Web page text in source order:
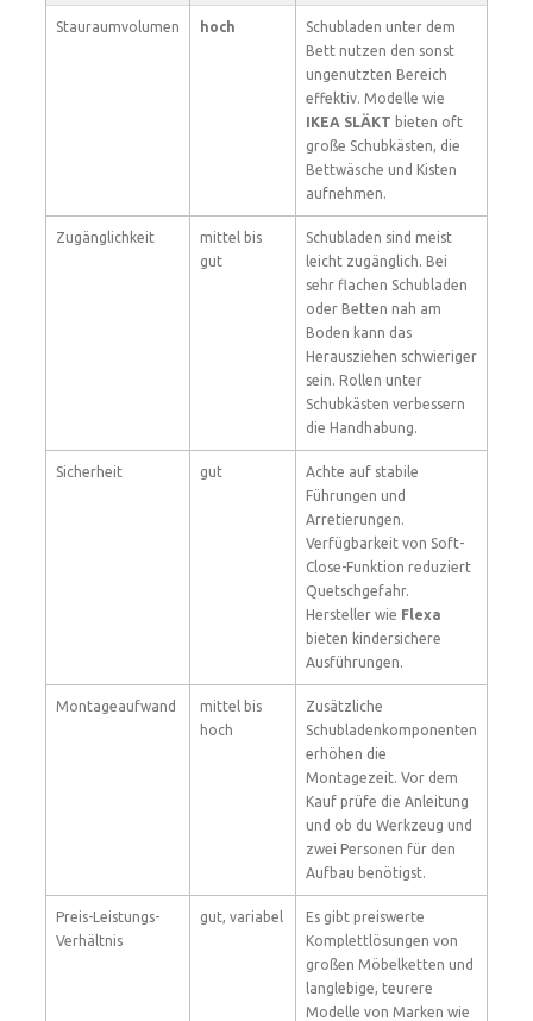
Stauraumvolumen hoch
Schubladen unter dem
Bett nutzen den sonst
ungenutzten Bereich
effektiv. Modelle wie
IKEA SLÄKT bieten oft
große Schubkästen, die
Bettwäsche und Kisten
aufnehmen.
Zugänglichkeit
mittel bis
gut
Schubladen sind meist
leicht zugänglich. Bei
sehr flachen Schubladen
oder Betten nah am
Boden kann das
Herausziehen schwieriger
sein. Rollen unter
Schubkästen verbessern
die Handhabung.
Sicherheit gut
Achte auf stabile
Führungen und
Arretierungen.
Verfügbarkeit von Soft-
Close-Funktion reduziert
Quetschgefahr.
Hersteller wie Flexa
bieten kindersichere
Ausführungen.
Montageaufwand
mittel bis
hoch
Zusätzliche
Schubladenkomponenten
erhöhen die
Montagezeit. Vor dem
Kauf prüfe die Anleitung
und ob du Werkzeug und
zwei Personen für den
Aufbau benötigst.
Preis-Leistungs-
Verhältnis
gut, variabel
Es gibt preiswerte
Komplettlösungen von
großen Möbelketten und
langlebige, teurere
Modelle von Marken wie